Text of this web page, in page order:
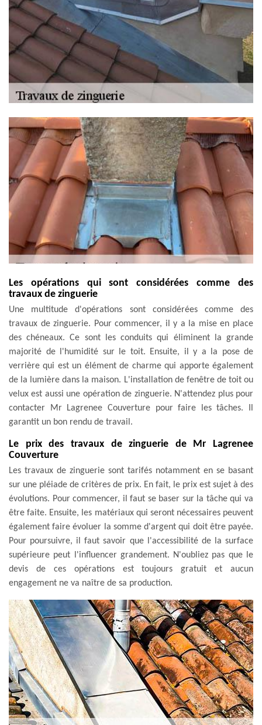
Les opérations qui sont considérées comme des
travaux de zinguerie
Une multitude d'opérations sont considérées comme des
travaux de zinguerie. Pour commencer, il y a la mise en place
des chéneaux. Ce sont les conduits qui éliminent la grande
majorité de l'humidité sur le toit. Ensuite, il y a la pose de
verrière qui est un élément de charme qui apporte également
de la lumière dans la maison. L'installation de fenêtre de toit ou
velux est aussi une opération de zinguerie. N'attendez plus pour
contacter Mr Lagrenee Couverture pour faire les tâches. Il
garantit un bon rendu de travail.
Le prix des travaux de zinguerie de Mr Lagrenee
Couverture
Les travaux de zinguerie sont tarifés notamment en se basant
sur une pléiade de critères de prix. En fait, le prix est sujet à des
évolutions. Pour commencer, il faut se baser sur la tâche qui va
être faite. Ensuite, les matériaux qui seront nécessaires peuvent
également faire évoluer la somme d'argent qui doit être payée.
Pour poursuivre, il faut savoir que l'accessibilité de la surface
supérieure peut l'influencer grandement. N'oubliez pas que le
devis de ces opérations est toujours gratuit et aucun
engagement ne va naître de sa production.